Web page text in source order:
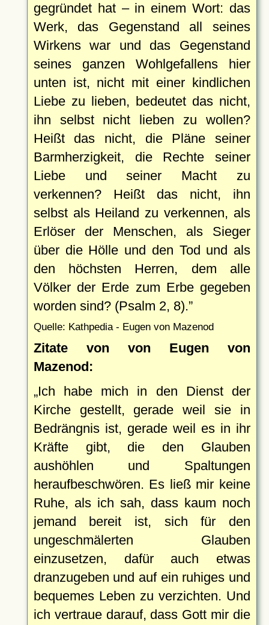
gegründet hat – in einem Wort: das
Werk, das Gegenstand all seines
Wirkens war und das Gegenstand
seines ganzen Wohlgefallens hier
unten ist, nicht mit einer kindlichen
Liebe zu lieben, bedeutet das nicht,
ihn selbst nicht lieben zu wollen?
Heißt das nicht, die Pläne seiner
Barmherzigkeit, die Rechte seiner
Liebe und seiner Macht zu
verkennen? Heißt das nicht, ihn
selbst als Heiland zu verkennen, als
Erlöser der Menschen, als Sieger
über die Hölle und den Tod und als
den höchsten Herren, dem alle
Völker der Erde zum Erbe gegeben
worden sind? (Psalm 2, 8).
Quelle: Kathpedia - Eugen von Mazenod
Zitate von von Eugen von
Mazenod:
Ich habe mich in den Dienst der
Kirche gestellt, gerade weil sie in
Bedrängnis ist, gerade weil es in ihr
Kräfte gibt, die den Glauben
aushöhlen und Spaltungen
heraufbeschwören. Es ließ mir keine
Ruhe, als ich sah, dass kaum noch
jemand bereit ist, sich für den
ungeschmälerten Glauben
einzusetzen, dafür auch etwas
dranzugeben und auf ein ruhiges und
bequemes Leben zu verzichten. Und
ich vertraue darauf, dass Gott mir die